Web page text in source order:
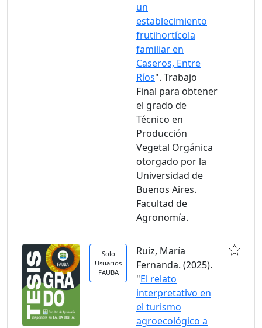
un
establecimiento
frutihortícola
familiar en
Caseros, Entre
Ríos". Trabajo
Final para obtener
el grado de
Técnico en
Producción
Vegetal Orgánica
otorgado por la
Universidad de
Buenos Aires.
Facultad de
Agronomía.
Solo
Usuarios
FAUBA
Ruiz, María
Fernanda. (2025).
"El relato
interpretativo en
el turismo
agroecológico a